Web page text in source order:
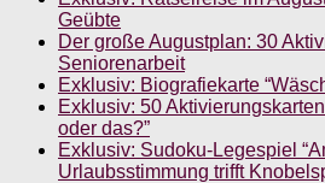
Geübte
Der große Augustplan: 30
Seniorenarbeit
Exklusiv: Biografiekarte
Exklusiv: 50
oder das?”
Exklusiv: Sudoku-Legespiel
Urlaubsstimmung trifft